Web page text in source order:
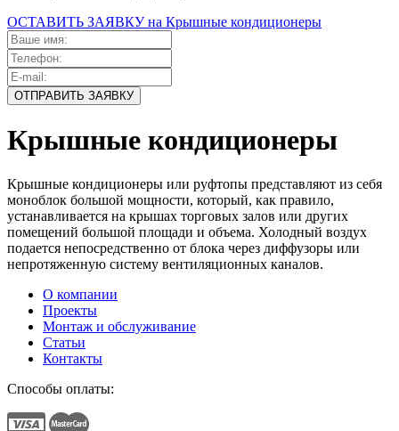
ОСТАВИТЬ ЗАЯВКУ на Крышные кондиционеры
Крышные кондиционеры
Крышные кондиционеры или руфтопы представляют из себя
моноблок большой мощности, который, как правило,
устанавливается на крышах торговых залов или других
помещений большой площади и объема. Холодный воздух
подается непосредственно от блока через диффузоры или
непротяженную систему вентиляционных каналов.
О компании
Проекты
Монтаж и обслуживание
Статьи
Контакты
Способы оплаты: